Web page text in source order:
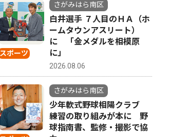
スポーツ
さがみはら南区
白井選手 ７人目のＨＡ（ホ
ームタウンアスリート）
に 「金メダルを相模原
に」
2026.08.06
さがみはら南区
少年軟式野球相陽クラブ
練習の取り組みが本に 野
球指南書、監修・撮影で協